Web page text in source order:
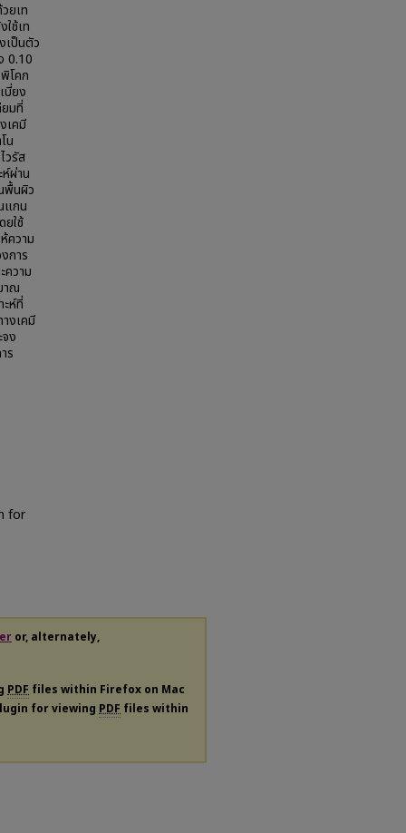
ยเท
ช้เท
เป็นตัว
0.10
โคก
บี่ยง
มที่
เคมี
น
วรัส
ผ่าน
พื้นผิว
แกน
ยใช้
ความ
การ
ความ
าณ
ห์ที่
งเคมี
ง
ร
for
or, alternately,
PDF files within Firefox on Mac
for viewing PDF files within